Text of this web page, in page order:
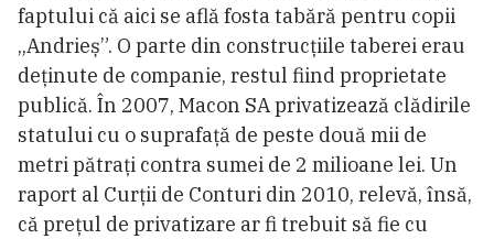
faptului că aici se află fosta tabără pentru copii
„Andrieș”. O parte din construcțiile taberei erau
deținute de companie, restul fiind proprietate
publică. În 2007, Macon SA privatizează clădirile
statului cu o suprafață de peste două mii de
metri pătrați contra sumei de 2 milioane lei. Un
raport al Curții de Conturi din 2010, relevă, însă,
că prețul de privatizare ar fi trebuit să fie cu